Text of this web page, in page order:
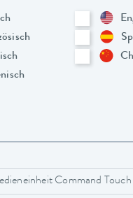
Command Touch